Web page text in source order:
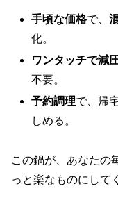
手頃な価格で、
化。
ワンタッチで減
不要。
予約調理で、帰
しめる。
この鍋が、あなたの
っと楽なものにして